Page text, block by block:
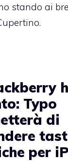
stando ai
Typo
di
per